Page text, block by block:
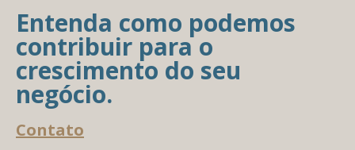
Entenda como podemos
contribuir para o
crescimento do seu
negócio.
Contato